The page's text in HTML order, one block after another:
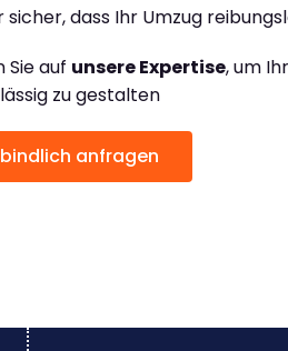
sicher, dass Ihr Umzug
Sie auf unsere Expertise, um
zu gestalten
anfragen